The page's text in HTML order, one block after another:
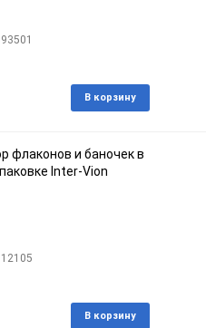
В корзину
флаконов и баночек в
Inter-Vion
В корзину